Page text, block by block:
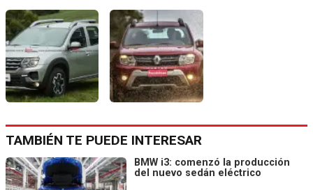
TAMBIÉN TE PUEDE INTERESAR
BMW i3: comenzó la producción
del nuevo sedán eléctrico